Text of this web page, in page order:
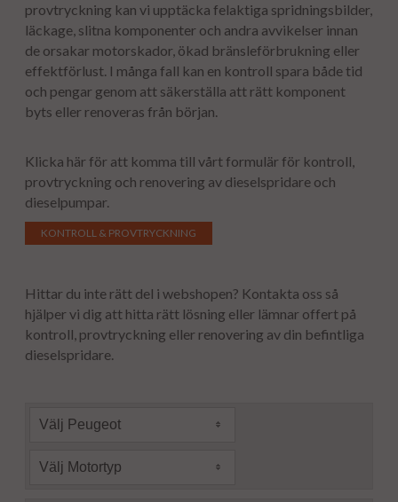
provtryckning kan vi upptäcka felaktiga spridningsbilder,
läckage, slitna komponenter och andra avvikelser innan
de orsakar motorskador, ökad bränsleförbrukning eller
effektförlust. I många fall kan en kontroll spara både tid
och pengar genom att säkerställa att rätt komponent
byts eller renoveras från början.
Klicka här för att komma till vårt formulär för kontroll,
provtryckning och renovering av dieselspridare och
dieselpumpar.
KONTROLL & PROVTRYCKNING
Hittar du inte rätt del i webshopen? Kontakta oss så
hjälper vi dig att hitta rätt lösning eller lämnar offert på
kontroll, provtryckning eller renovering av din befintliga
dieselspridare.
Välj Peugeot
Välj Motortyp